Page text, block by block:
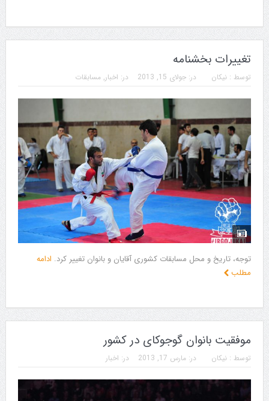
تغییرات بخشنامه
توسط : نیکان در: جولای 15, 2013 در: اخبار, مسابقات
توجه، تاریخ و محل مسابقات کشوری آقایان و بانوان تغییر کرد. ادامه
مطلب
موفقیت بانوان گوجوکای در کشور
توسط : نیکان در: مارس 17, 2013 در: اخبار